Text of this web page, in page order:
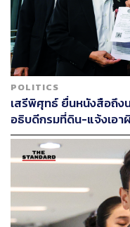
POLITICS
เสรีพิศุทธ์ ยื่นหนังสือถึง
อธิบดีกรมที่ดิน-แจ้งเอา